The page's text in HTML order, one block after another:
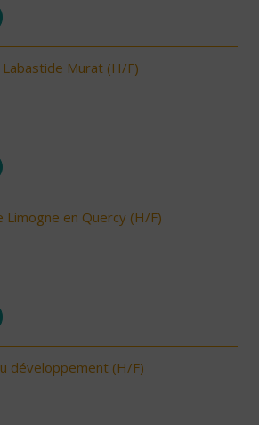
Murat (H/F)
Limogne en Quercy (H/F)
développement (H/F)